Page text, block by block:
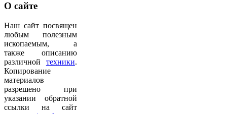
О сайте
Наш сайт посвящен
любым полезным
ископаемым, а
также описанию
различной техники.
Копирование
материалов
разрешено при
указании обратной
ссылки на сайт